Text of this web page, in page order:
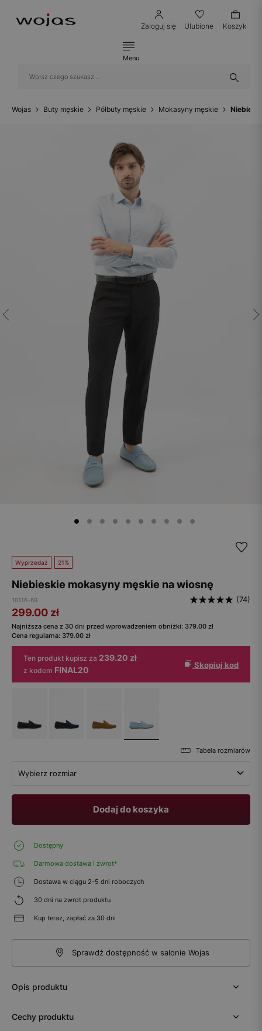
Zaloguj się Ulubione Koszyk
Menu
Wojas Buty męskie Półbuty męskie Mokasyny męskie
Wyprzedaż 21%
Niebieskie mokasyny męskie na wiosnę
10116-69 (74)
299.00 zł
Najniższa cena z 30 dni przed wprowadzeniem obniżki: 379.00 zł
Cena regularna: 379.00 zł
Ten produkt kupisz za 239.20 zł
z kodem FINAL20 Skopiuj kod
Tabela rozmiarów
Wybierz rozmiar
Dodaj do koszyka
Dostępny
Darmowa dostawa i zwrot*
Dostawa w ciągu 2-5 dni roboczych
30 dni na zwrot produktu
Kup teraz, zapłać za 30 dni
Sprawdź dostępność w salonie Wojas
Opis produktu
Cechy produktu